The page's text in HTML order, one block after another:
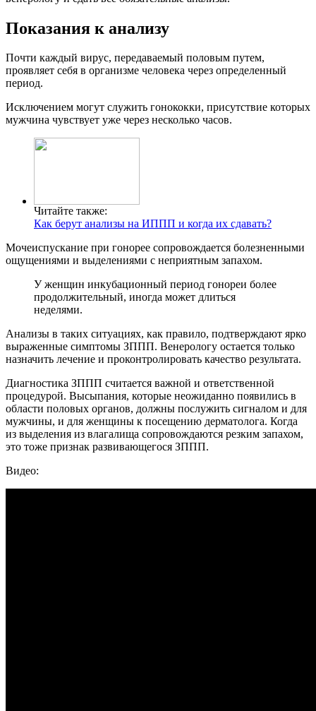
Показания к анализу
Почти каждый вирус, передаваемый половым путем,
проявляет себя в организме человека через определенный
период.
Исключением могут служить гонококки, присутствие которых
мужчина чувствует уже через несколько часов.
Читайте также:
Как берут анализы на ИППП и когда их сдавать?
Мочеиспускание при гонорее сопровождается болезненными
ощущениями и выделениями с неприятным запахом.
У женщин инкубационный период гонореи более
продолжительный, иногда может длиться
неделями.
Анализы в таких ситуациях, как правило, подтверждают ярко
выраженные симптомы ЗППП. Венерологу остается только
назначить лечение и проконтролировать качество результата.
Диагностика ЗППП считается важной и ответственной
процедурой. Высыпания, которые неожиданно появились в
области половых органов, должны послужить сигналом и для
мужчины, и для женщины к посещению дерматолога. Когда
из выделения из влагалища сопровождаются резким запахом,
это тоже признак развивающегося ЗППП.
Видео: